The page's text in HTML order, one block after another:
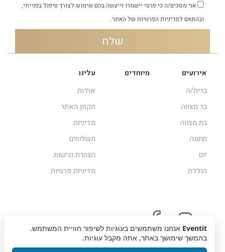
אני מסכים/ה כי פרטי יישמרו וייעשה בהם שימוש לצורך טיפול בפנייתי,
ובהתאם למדיניות הפרטיות של האתר.
אירועים
ברית/ה
בר מצווה
בת מצווה
חתונה
יום
הולדת
מיוחדים
עלינו
אודות
תקנון האתר
מדיניות
משלוחים
הצהרת נגישות
מדיניות פרטיות
Eventit אנחנו משתמשים בעוגיות לשיפור חוויית המשתמש.
בהמשך שימושך באתר, אתה מקבל עוגיות.